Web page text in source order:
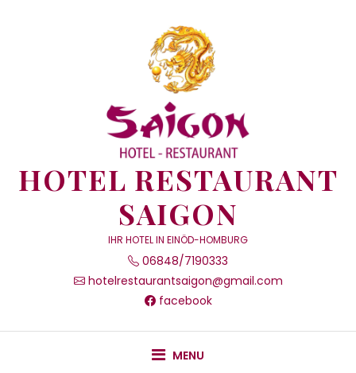
HOTEL RESTAURANT
SAIGON
IHR HOTEL IN EINÖD-HOMBURG
06848/7190333
hotelrestaurantsaigon@gmail.com
facebook
MENU